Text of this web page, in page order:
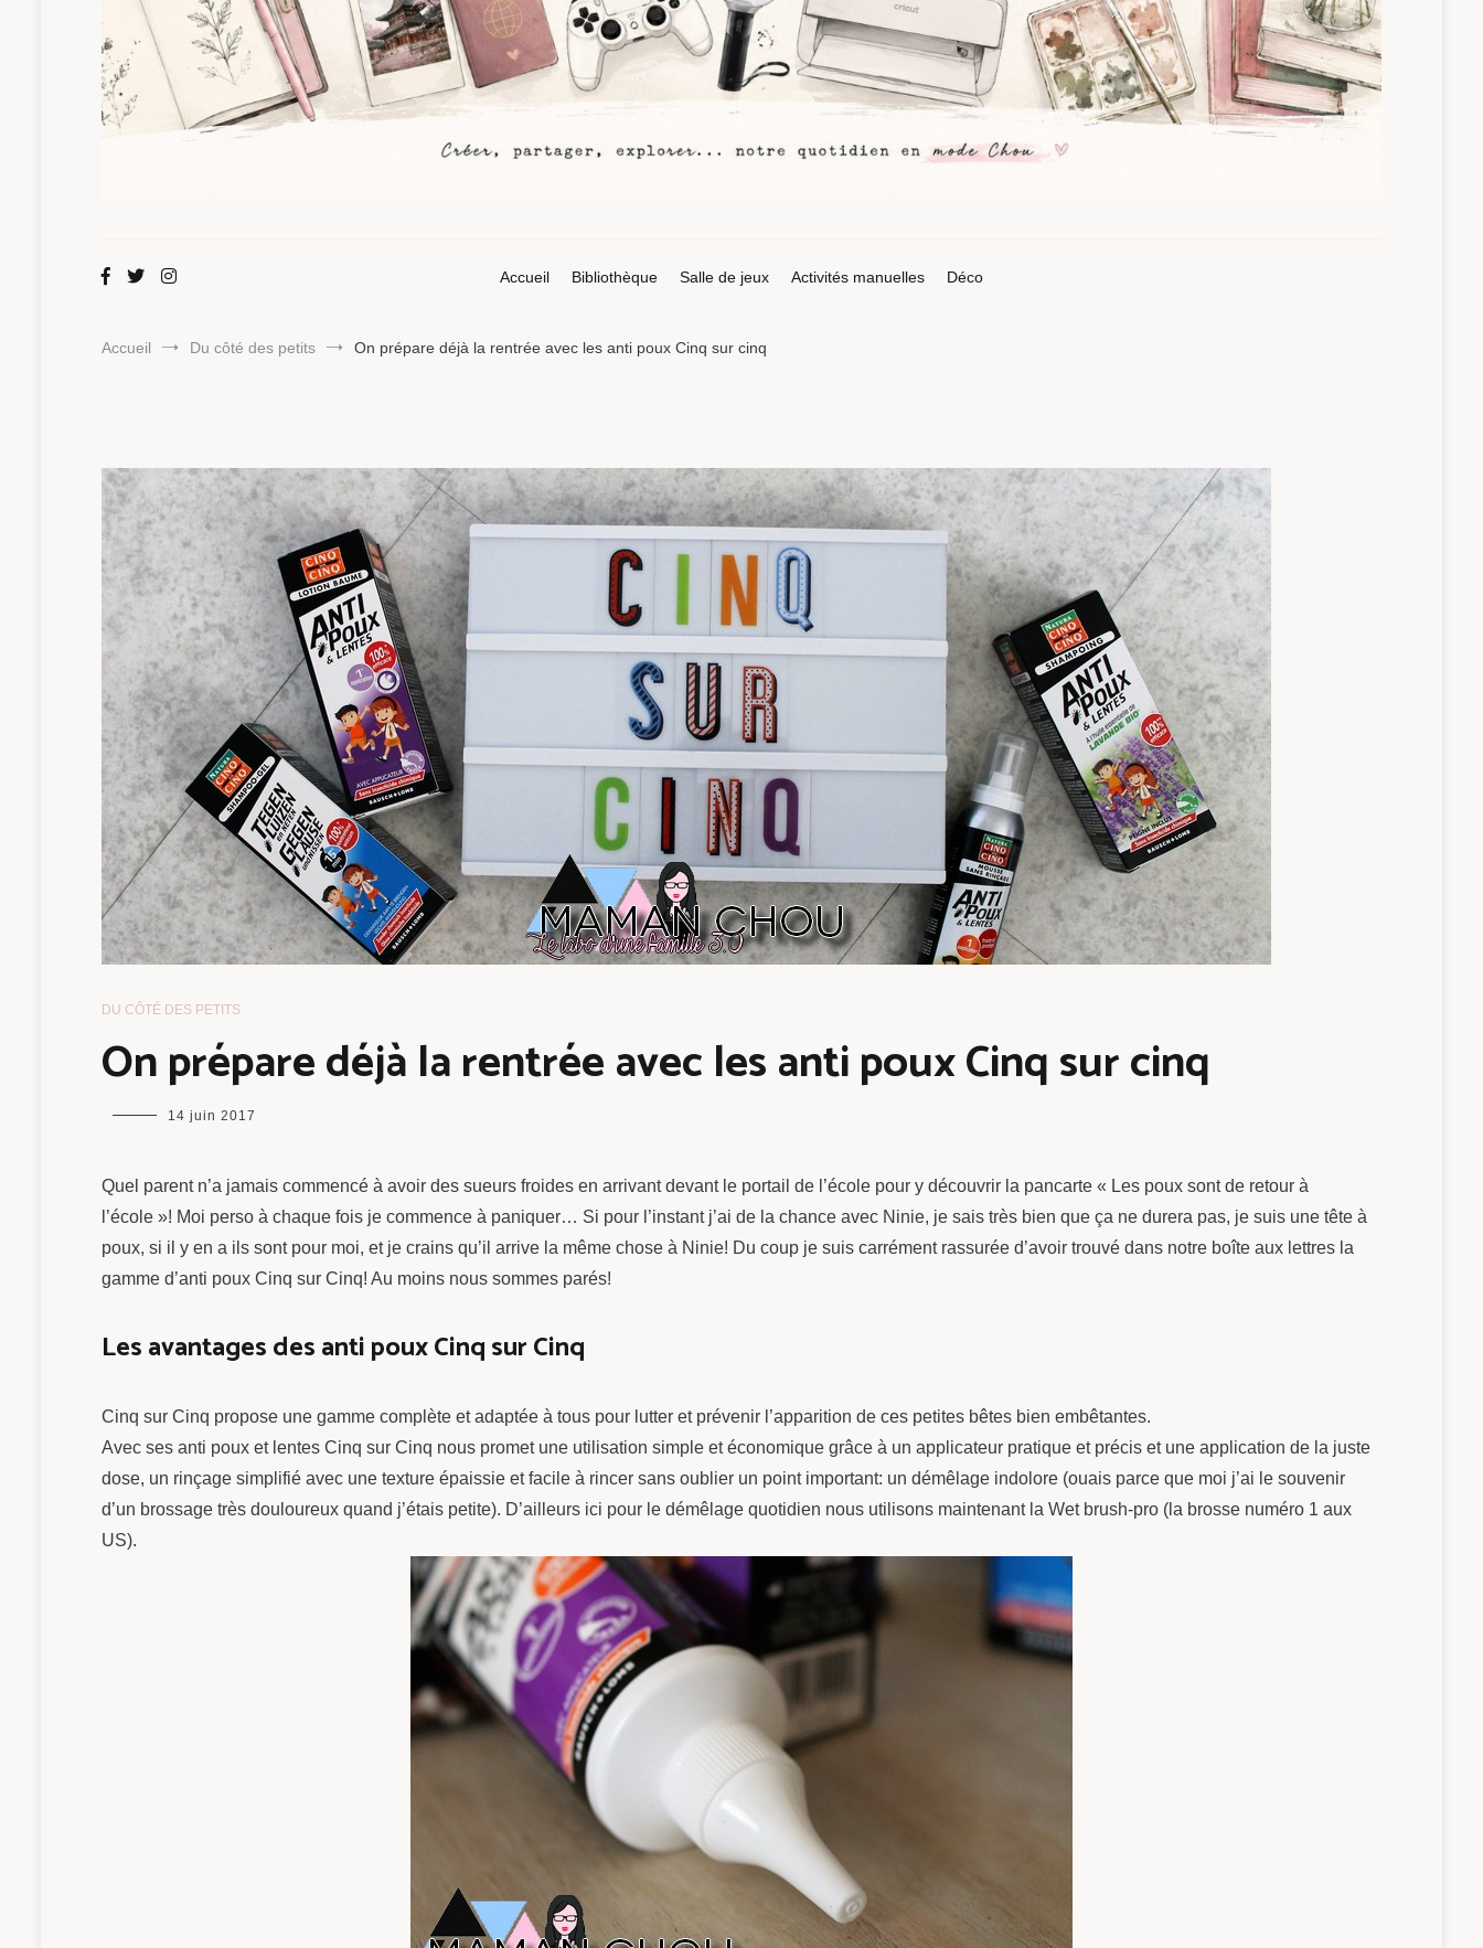
Maman Chou
Accueil
Bibliothèque Salle de jeux Activités manuelles Déco
Accueil Du côté des petits On prépare déjà la rentrée avec les anti poux Cinq sur cinq
DU CÔTÉ DES PETITS
On prépare déjà la rentrée avec les anti poux Cinq sur cinq
maman
14 juin 2017
Quel parent n’a jamais commencé à avoir des sueurs froides en arrivant devant le portail de l’école pour y découvrir la pancarte « Les poux sont de retour à
l’école »! Moi perso à chaque fois je commence à paniquer… Si pour l’instant j’ai de la chance avec Ninie, je sais très bien que ça ne durera pas, je suis une tête à
poux, si il y en a ils sont pour moi, et je crains qu’il arrive la même chose à Ninie! Du coup je suis carrément rassurée d’avoir trouvé dans notre boîte aux lettres la
gamme d’anti poux Cinq sur Cinq! Au moins nous sommes parés!
Les avantages des anti poux Cinq sur Cinq
Cinq sur Cinq propose une gamme complète et adaptée à tous pour lutter et prévenir l’apparition de ces petites bêtes bien embêtantes.
Avec ses anti poux et lentes Cinq sur Cinq nous promet une utilisation simple et économique grâce à un applicateur pratique et précis et une application de la juste
dose, un rinçage simplifié avec une texture épaissie et facile à rincer sans oublier un point important: un démêlage indolore (ouais parce que moi j’ai le souvenir
d’un brossage très douloureux quand j’étais petite). D’ailleurs ici pour le démêlage quotidien nous utilisons maintenant la Wet brush-pro (la brosse numéro 1 aux
US).